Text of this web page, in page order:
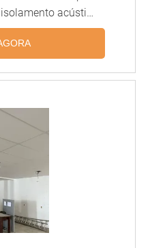
acústico
de instalações
Pode ser
ou em chapas de
e desenhos
utilizado em
e ambientes
leveza e